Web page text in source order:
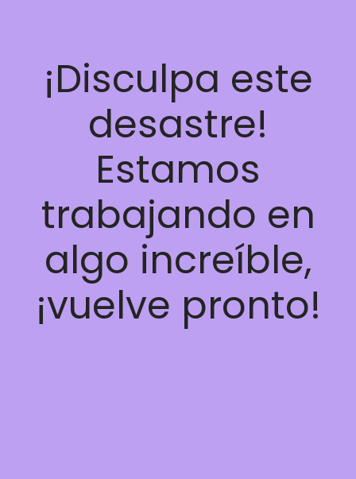
¡Disculpa este
desastre!
Estamos
trabajando en
algo increíble,
¡vuelve pronto!